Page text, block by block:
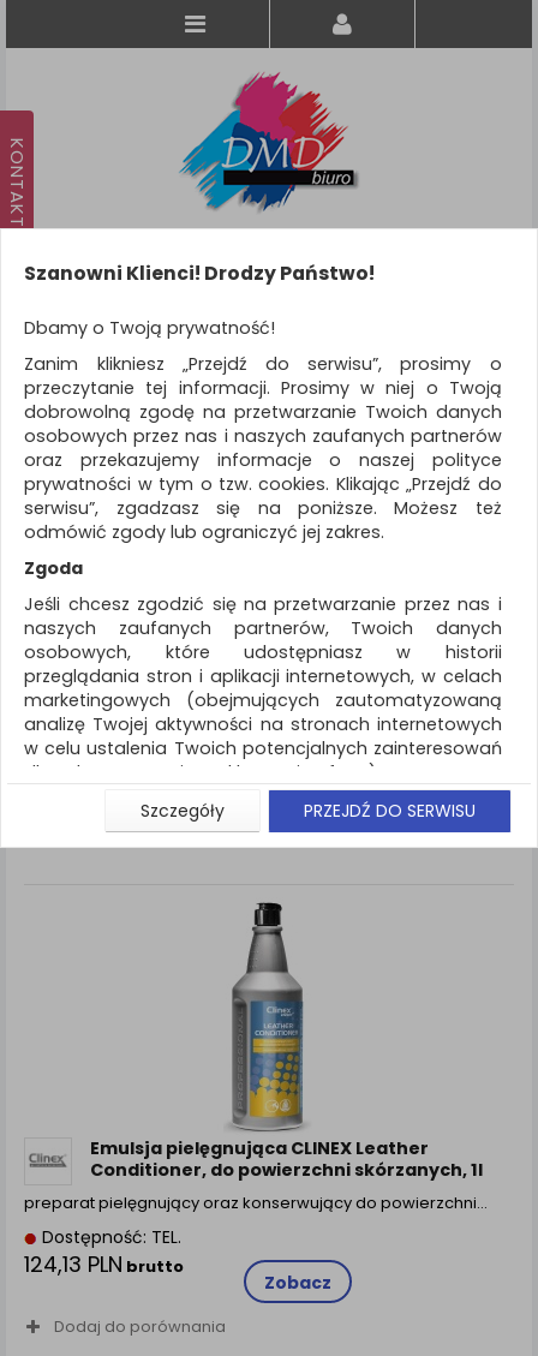
KATEGORIE
WSZYSTKIE KATEGORIE
FILTRY
Więcej
REKLAMA
AKTUALNOŚCI
Artykuły higieniczne i dozowniki
Środki
czyszczące
ZNALEZIONYCH PRODUKTÓW: 1 Porównaj (0)
Standardowe
Siatka
Emulsja pielęgnująca CLINEX Leather
Conditioner, do powierzchni skórzanych, 1l
preparat pielęgnujący oraz konserwujący do powierzchni…
Dostępność: TEL.
124,13 PLN brutto
Zobacz
Dodaj do porównania
Szanowni Klienci! Drodzy Państwo!
Dbamy o Twoją prywatność!
Zanim klikniesz „Przejdź do serwisu”, prosimy o
przeczytanie tej informacji. Prosimy w niej o Twoją
dobrowolną zgodę na przetwarzanie Twoich danych
osobowych przez nas i naszych zaufanych partnerów
oraz przekazujemy informacje o naszej polityce
prywatności w tym o tzw. cookies. Klikając „Przejdź do
serwisu”, zgadzasz się na poniższe. Możesz też
odmówić zgody lub ograniczyć jej zakres.
Zgoda
Jeśli chcesz zgodzić się na przetwarzanie przez nas i
naszych zaufanych partnerów, Twoich danych
osobowych, które udostępniasz w historii
przeglądania stron i aplikacji internetowych, w celach
marketingowych (obejmujących zautomatyzowaną
analizę Twojej aktywności na stronach internetowych
w celu ustalenia Twoich potencjalnych zainteresowań
dla dostosowania reklamy i oferty), w tym na
umieszczanie tzw. cookies na Twoich urządzeniach i
ich odczytywanie, kliknij przycisk „Przejdź do serwisu”.
Jeśli nie chcesz wyrazić zgody lub ograniczyć jej
informacje o tym jak to zrobić . Te same informacje
znajdziesz także na podstronie z naszą polityką
prywatności obowiązującą od 25 maja 2018.
W przypadku użytkowników zalogowanych, aby
umożliwić prawidłową realizację Umowy z Państwem i
związane z tym prawidłowe działanie naszej strony
www, a w szczególności np. wysłanie potwierdzenia
zamówienia na Państwa email lub wyświetlenie
Państwu prawidłowych informacji o promocjach czy
cenach indywidualnych, ważna jest Państwa
wcześniejsza zgoda której udzieliliście podczas
zakładania konta.
Każda Państwa zgoda jest dobrowolna i można ją w
dowolnym momencie wycofać.
Polityka prywatności (rozwiń)
Klauzula Informacyjna (rozwiń)
Lista Zaufanych Partnerów (rozwiń)
Szczegóły PRZEJDŹ DO SERWISU